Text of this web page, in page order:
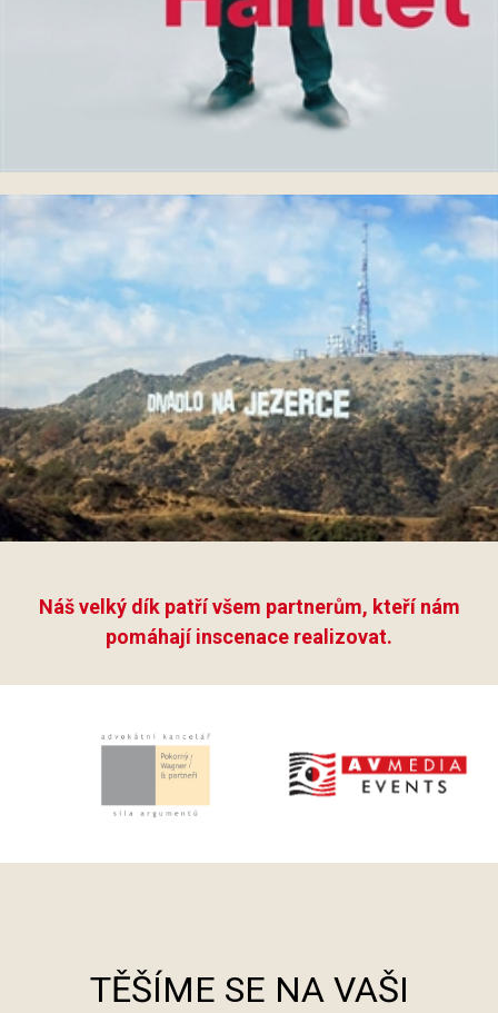
Náš velký dík patří všem partnerům, kteří nám
pomáhají inscenace realizovat.
TĚŠÍME SE NA VAŠI